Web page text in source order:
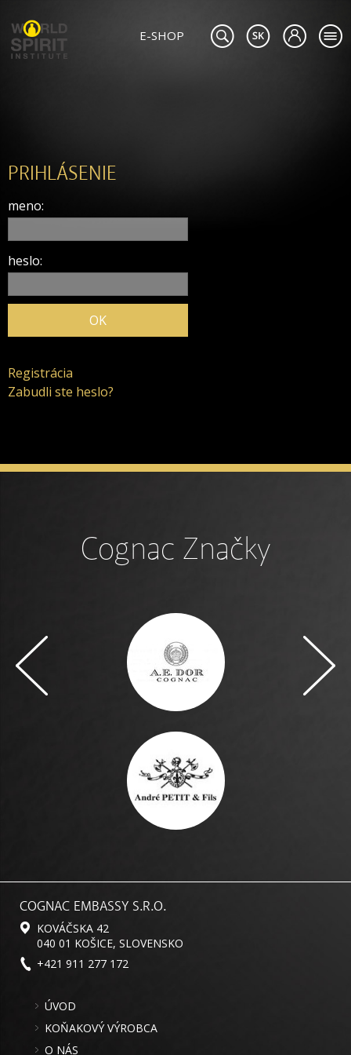
E-SHOP
PRIHLÁSENIE
meno:
heslo:
Registrácia
Zabudli ste heslo?
Cognac Značky
COGNAC EMBASSY S.R.O.
KOVÁČSKA 42
040 01 KOŠICE, SLOVENSKO
+421 911 277 172
ÚVOD
KOŇAKOVÝ VÝROBCA
O NÁS